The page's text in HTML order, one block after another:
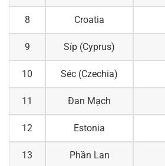
8 Croatia
9 Síp (Cyprus)
10 Séc (Czechia)
11 Đan Mạch
12 Estonia
13 Phần Lan